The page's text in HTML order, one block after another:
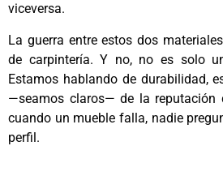
viceversa.
La guerra entre estos dos
de carpintería. Y no, no es solo
Estamos hablando de durabilidad,
—seamos claros— de la reputación
cuando un mueble falla, nadie
perfil.